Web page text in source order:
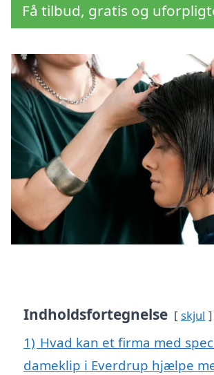
Få tilbud, gratis og
Indholdsfortegnelse skjul
1) Hvad kan et firma med
dameklip i Everdrup hjælpe